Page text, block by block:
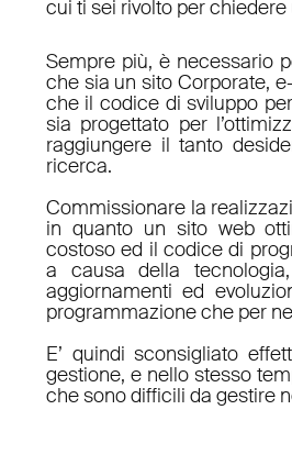
cui ti sei rivolto per
Sempre più, è necessario
che sia un sito Corporate,
che il codice di sviluppo
sia progettato per
raggiungere il tanto
ricerca.
Commissionare la
in quanto un sito web
costoso ed il codice di
a causa della
aggiornamenti ed
programmazione che per
E’ quindi sconsigliato
gestione, e nello stesso
che sono difficili da gestire